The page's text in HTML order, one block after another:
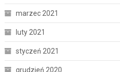
marzec 2021
luty 2021
styczeń 2021
grudzień 2020